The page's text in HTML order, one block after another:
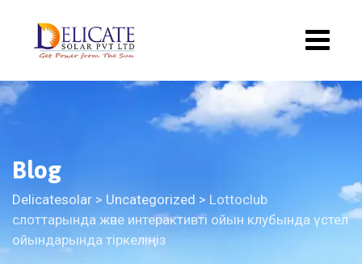
Blog
Delicatesolar > Uncategorized > Lottoclub
слоттарында және интерактивті ойын клубында үстел
ойындарында тіркеліңіз